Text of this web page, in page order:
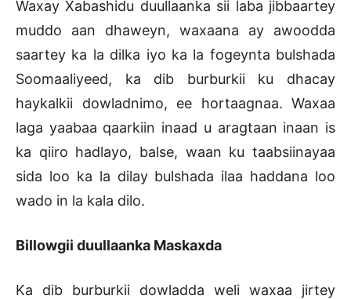
Waxay Xabashidu duullaanka sii laba jibbaartey
muddo aan dhaweyn, waxaana ay awoodda
saartey ka la dilka iyo ka la fogeynta bulshada
Soomaaliyeed, ka dib burburkii ku dhacay
haykalkii dowladnimo, ee hortaagnaa. Waxaa
laga yaabaa qaarkiin inaad u aragtaan inaan is
ka qiiro hadlayo, balse, waan ku taabsiinayaa
sida loo ka la dilay bulshada ilaa haddana loo
wado in la kala dilo.
Billowgii duullaanka Maskaxda
Ka dib burburkii dowladda weli waxaa jirtey